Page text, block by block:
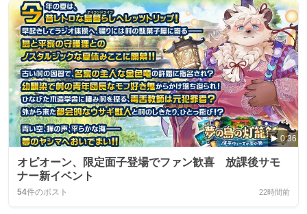
0:36
オピオーン、限定面子登場でファン歓喜 放課後サモ
ナー新イベント
54件のポスト 22時間前